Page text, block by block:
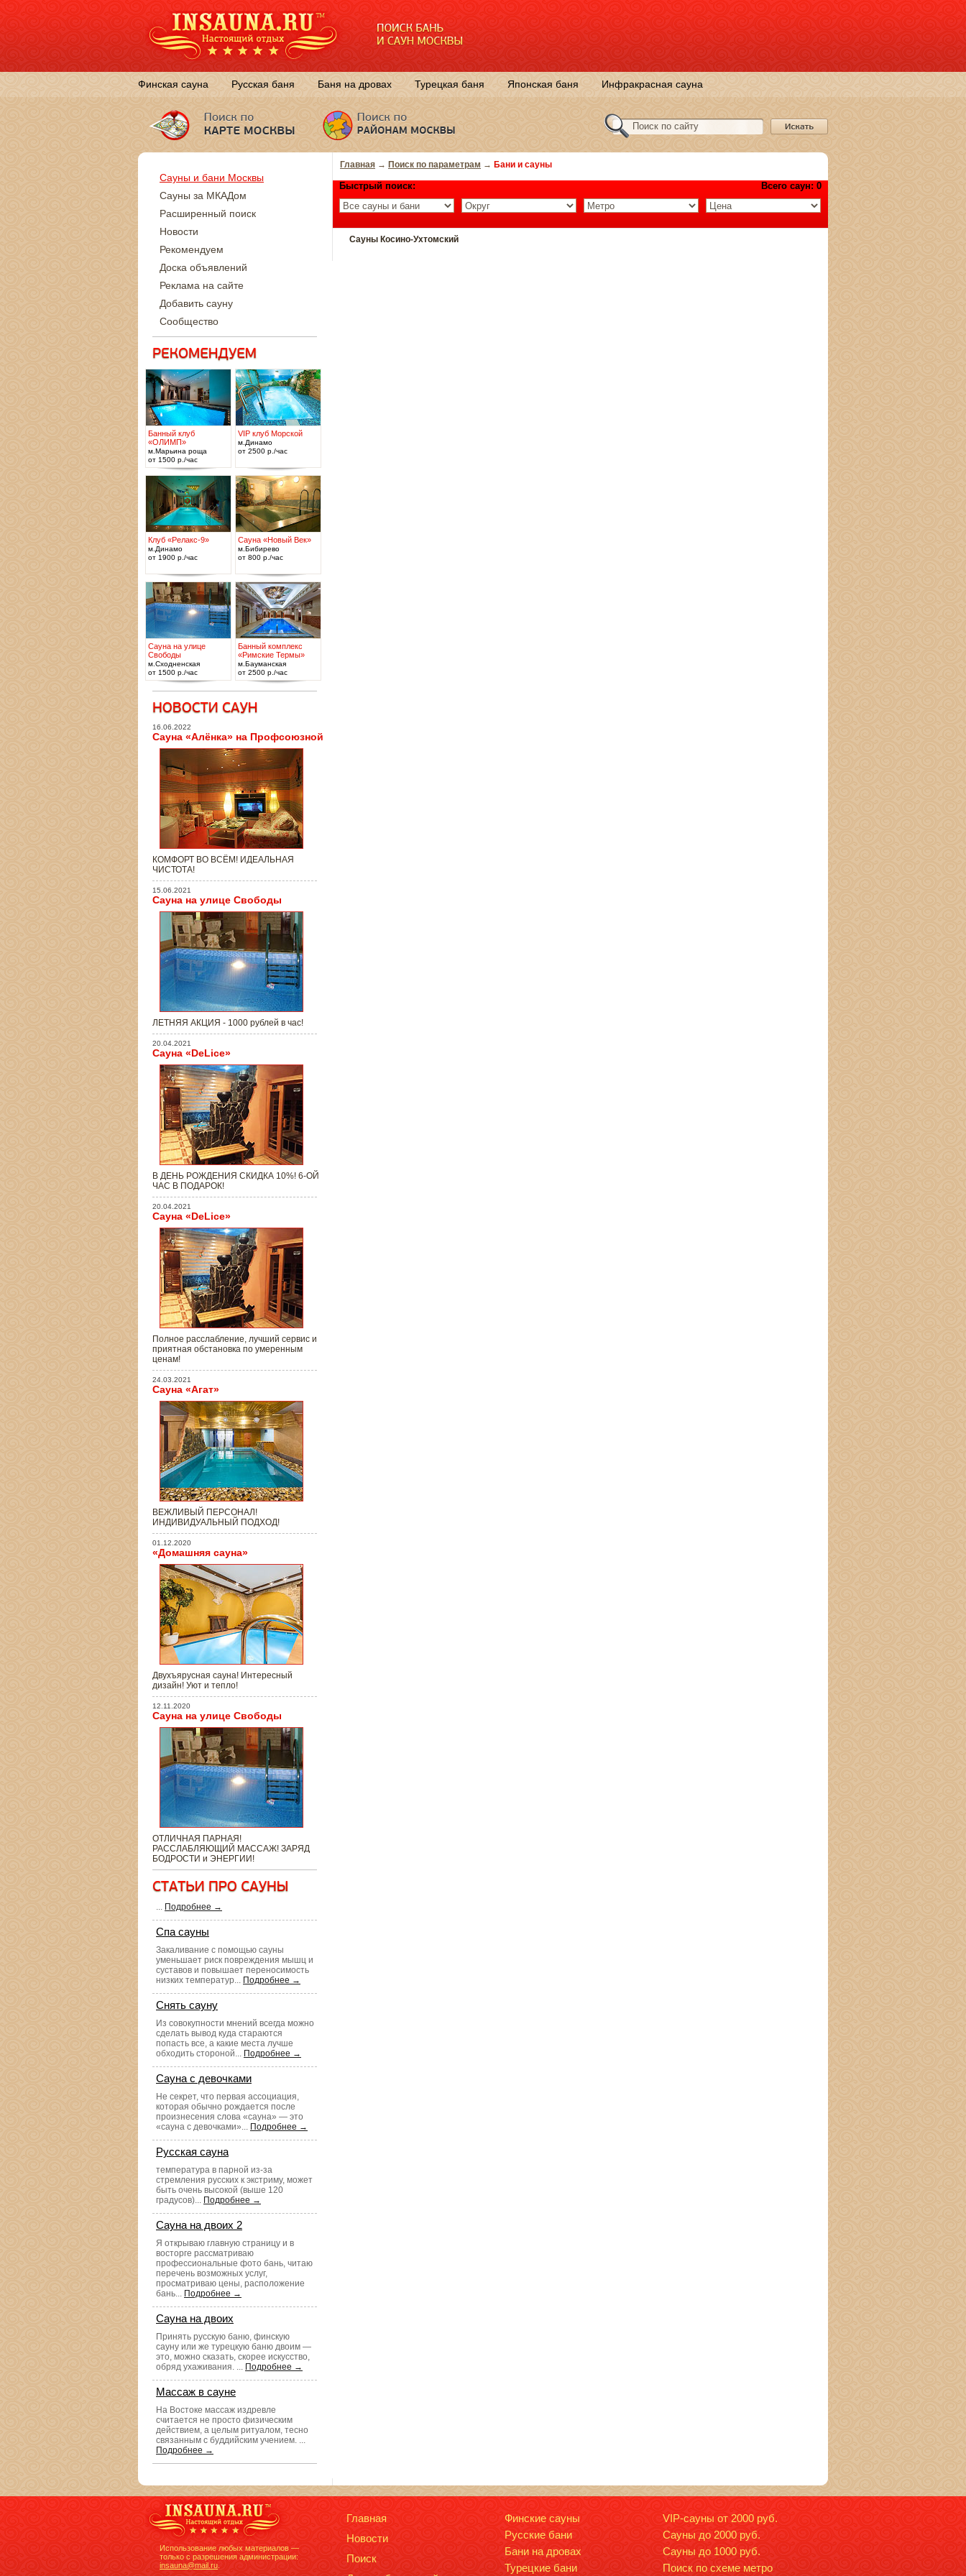
Финская сауна Русская баня Баня на дровах Турецкая баня Японская баня Инфракрасная сауна
Главная → Поиск по параметрам → Бани и сауны
Всего саун: 0
Быстрый поиск:
Сауны Косино-Ухтомский
Сауны и бани Москвы
Сауны за МКАДом
Расширенный поиск
Новости
Рекомендуем
Доска объявлений
Реклама на сайте
Добавить сауну
Сообщество
Банный клуб
«ОЛИМП»
м.Марьина роща
от 1500 р./час
VIP клуб Морской
м.Динамо
от 2500 р./час
Клуб «Релакс-9»
м.Динамо
от 1900 р./час
Сауна «Новый Век»
м.Бибирево
от 800 р./час
Сауна на улице
Свободы
м.Сходненская
от 1500 р./час
Банный комплекс
«Римские Термы»
м.Бауманская
от 2500 р./час
16.06.2022
Сауна «Алёнка» на Профсоюзной
КОМФОРТ ВО ВСЁМ! ИДЕАЛЬНАЯ
ЧИСТОТА!
15.06.2021
Сауна на улице Свободы
ЛЕТНЯЯ АКЦИЯ - 1000 рублей в час!
20.04.2021
Сауна «DeLice»
В ДЕНЬ РОЖДЕНИЯ СКИДКА 10%! 6-ОЙ
ЧАС В ПОДАРОК!
20.04.2021
Сауна «DeLice»
Полное расслабление, лучший сервис и
приятная обстановка по умеренным
ценам!
24.03.2021
Сауна «Агат»
ВЕЖЛИВЫЙ ПЕРСОНАЛ!
ИНДИВИДУАЛЬНЫЙ ПОДХОД!
01.12.2020
«Домашняя сауна»
Двухъярусная сауна! Интересный
дизайн! Уют и тепло!
12.11.2020
Сауна на улице Свободы
ОТЛИЧНАЯ ПАРНАЯ!
РАССЛАБЛЯЮЩИЙ МАССАЖ! ЗАРЯД
БОДРОСТИ и ЭНЕРГИИ!
... Подробнее →
Спа сауны
Закаливание с помощью сауны
уменьшает риск повреждения мышц и
суставов и повышает переносимость
низких температур... Подробнее →
Снять сауну
Из совокупности мнений всегда можно
сделать вывод куда стараются
попасть все, а какие места лучше
обходить стороной... Подробнее →
Сауна с девочками
Не секрет, что первая ассоциация,
которая обычно рождается после
произнесения слова «сауна» — это
«сауна с девочками»... Подробнее →
Русская сауна
температура в парной из-за
стремления русских к экстриму, может
быть очень высокой (выше 120
градусов)... Подробнее →
Сауна на двоих 2
Я открываю главную страницу и в
восторге рассматриваю
профессиональные фото бань, читаю
перечень возможных услуг,
просматриваю цены, расположение
бань... Подробнее →
Сауна на двоих
Принять русскую баню, финскую
сауну или же турецкую баню двоим —
это, можно сказать, скорее искусство,
обряд ухаживания. ... Подробнее →
Массаж в сауне
На Востоке массаж издревле
считается не просто физическим
действием, а целым ритуалом, тесно
связанным с буддийским учением. ...
Подробнее →
Использование любых материалов —
только с разрешения администрации:
insauna@mail.ru
Главная
Новости
Поиск
Финские сауны
Русские бани
Бани на дровах
Турецкие бани
VIP-сауны от 2000 руб.
Сауны до 2000 руб.
Сауны до 1000 руб.
Поиск по схеме метро